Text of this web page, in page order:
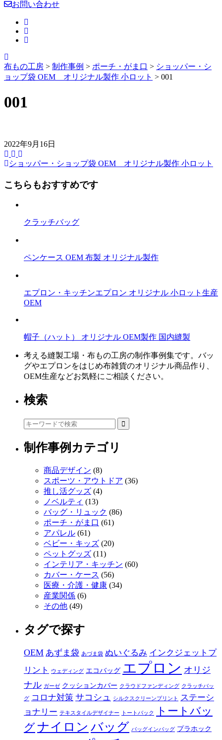
お問い合わせ
布もの工房 > 制作事例 > ポーチ・がま口 > ショッパー・シ
ョップ袋 OEM オリジナル製作 小ロット > 001
001
2022年9月16日
前
後
ショッパー・ショップ袋 OEM オリジナル製作 小ロット
こちらもおすすめです
クラッチバッグ
ペンケース OEM 布製 オリジナル製作
エプロン・キッチンエプロン オリジナル 小ロット生産
OEM
帽子（ハット） オリジナル OEM製作 国内縫製
考える縫製工場・布もの工房の制作事例集です。バッ
グやエプロンをはじめ布雑貨のオリジナル商品作り、
OEM生産などお気軽にご相談ください。
検索
制作事例カテゴリ
商品デザイン (8)
スポーツ・アウトドア (36)
推し活グッズ (4)
ノベルティ (13)
バッグ・リュック (86)
ポーチ・がま口 (61)
アパレル (61)
ベビー・キッズ (20)
ペットグッズ (11)
インテリア・キッチン (60)
カバー・ケース (56)
医療・介護・健康 (34)
産業関係 (6)
その他 (49)
タグで探す
OEM あずま袋 あづま袋 ぬいぐるみ インクジェットプ
リント
ウェディング エコバッグ エプロン オリジ
ナル ガーゼ クッションカバー クラウドファンディング クラッチバッ
グ コロナ対策 サコシュ シルクスクリーンプリント
ステーシ
ョナリー テキスタイルデザイナー トートバック
トートバッ
グナイロン バッグ バッグインバッグ プラホック